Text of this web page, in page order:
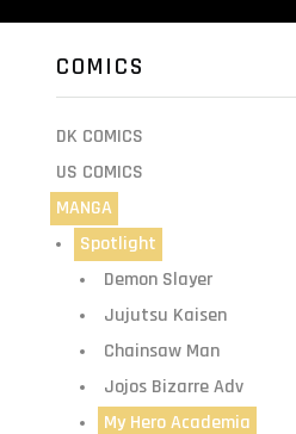
COMICS
DK COMICS
US COMICS
MANGA
Spotlight
Demon Slayer
Jujutsu Kaisen
Chainsaw Man
Jojos Bizarre Adv
My Hero Academia